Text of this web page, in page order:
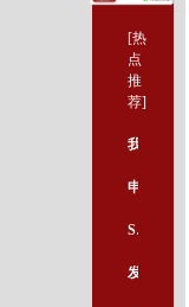
[热
点
推
荐]
SCI论文需要的统计学知识&快速入门方法